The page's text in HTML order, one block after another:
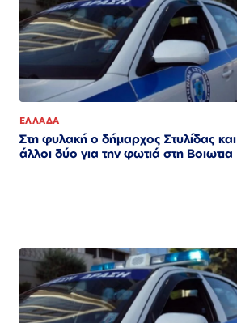
ΕΛΛΑΔΑ
Στη φυλακή ο δήμαρχος Στυλίδας και
άλλοι δύο για την φωτιά στη Βοιωτια